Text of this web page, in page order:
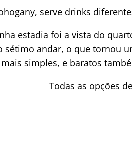
serve drinks
estadia foi a vista do
sétimo andar, o que tornou
simples, e baratos
Todas as opções